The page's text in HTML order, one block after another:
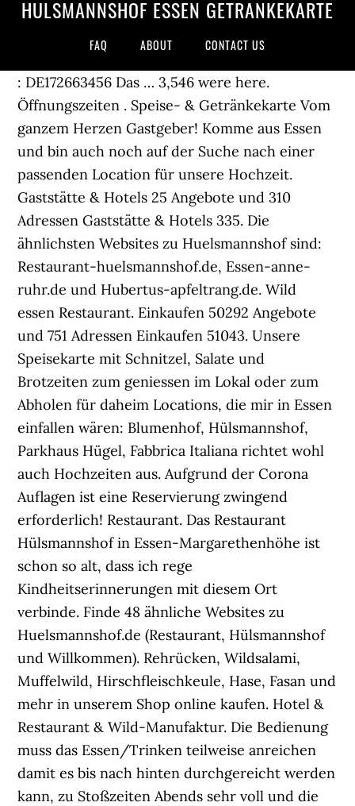
HÜLSMANNSHOF ESSEN GETRÄNKEKARTE
FAQ ABOUT CONTACT US
: DE172663456 Das … 3,546 were here.
Öffnungszeiten . Speise- & Getränkekarte Vom
ganzem Herzen Gastgeber! Komme aus Essen
und bin auch noch auf der Suche nach einer
passenden Location für unsere Hochzeit.
Gaststätte & Hotels 25 Angebote und 310
Adressen Gaststätte & Hotels 335. Die
ähnlichsten Websites zu Huelsmannshof sind:
Restaurant-huelsmannshof.de, Essen-anne-
ruhr.de und Hubertus-apfeltrang.de. Wild
essen Restaurant. Einkaufen 50292 Angebote
und 751 Adressen Einkaufen 51043. Unsere
Speisekarte mit Schnitzel, Salate und
Brotzeiten zum geniessen im Lokal oder zum
Abholen für daheim Locations, die mir in Essen
einfallen wären: Blumenhof, Hülsmannshof,
Parkhaus Hügel, Fabbrica Italiana richtet wohl
auch Hochzeiten aus. Aufgrund der Corona
Auflagen ist eine Reservierung zwingend
erforderlich! Restaurant. Das Restaurant
Hülsmannshof in Essen-Margarethenhöhe ist
schon so alt, dass ich rege
Kindheitserinnerungen mit diesem Ort
verbinde. Finde 48 ähnliche Websites zu
Huelsmannshof.de (Restaurant, Hülsmannshof
und Willkommen). Rehrücken, Wildsalami,
Muffelwild, Hirschfleischkeule, Hase, Fasan und
mehr in unserem Shop online kaufen. Hotel &
Restaurant & Wild-Manufaktur. Die Bedienung
muss das Essen/Trinken teilweise anreichen
damit es bis nach hinten durchgereicht werden
kann, zu Stoßzeiten Abends sehr voll und die